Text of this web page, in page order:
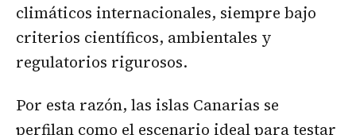
climáticos internacionales, siempre bajo
criterios científicos, ambientales y
regulatorios rigurosos.
Por esta razón, las islas Canarias se
perfilan como el escenario ideal para testar